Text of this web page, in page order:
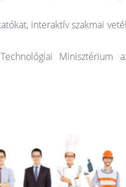
interaktív szakmai
Minisztérium